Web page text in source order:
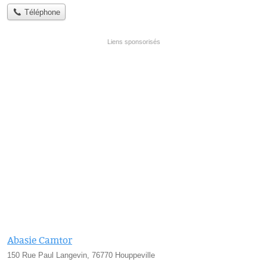
Téléphone
Abasie Camtor
150 Rue Paul Langevin, 76770 Houppeville